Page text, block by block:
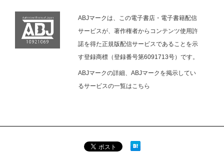
ABJマークは、この電子書店・電子書籍配信
サービスが、著作権者からコンテンツ使用許
諾を得た正規版配信サービスであることを示
す登録商標（登録番号第6091713号）です。
ABJマークの詳細、ABJマークを掲示してい
るサービスの一覧はこちら